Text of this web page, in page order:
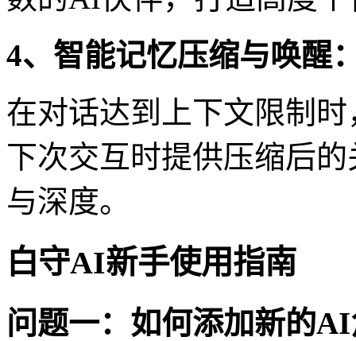
4、智能记忆压缩与唤醒
在对话达到上下文限制
下次交互时提供压缩后
与深度。
白守AI新手使用指南
问题一：如何添加新的